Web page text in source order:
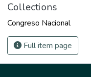
Collections
Congreso Nacional
Full item page